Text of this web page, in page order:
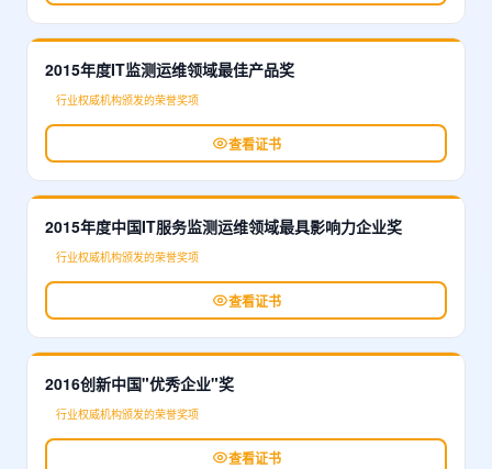
2015年度IT监测运维领域最佳产品奖
行业权威机构颁发的荣誉奖项
查看证书
2015年度中国IT服务监测运维领域最具影响力企业奖
行业权威机构颁发的荣誉奖项
查看证书
2016创新中国"优秀企业"奖
行业权威机构颁发的荣誉奖项
查看证书